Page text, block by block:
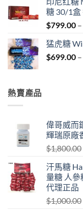
糖 30/1盒
$799.00 –
猛虎糖
$699.00 –
熱賣產品
偉哥威而
輝瑞原廠
$1,800.00
汗馬糖
量糖 人
代理正品
$1,000.00